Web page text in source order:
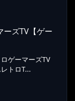
ーズTV【ゲー
ゲーマーズTV
トロT...